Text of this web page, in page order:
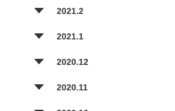
2021.2
2021.1
2020.12
2020.11